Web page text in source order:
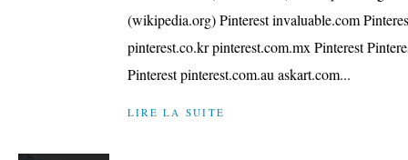
(wikipedia.org) Pinterest invaluable.com
pinterest.co.kr pinterest.com.mx Pinterest
Pinterest pinterest.com.au askart.com...
LIRE LA SUITE